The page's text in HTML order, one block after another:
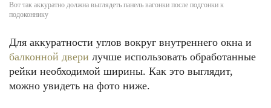
Вот так аккуратно должна выглядеть панель вагонки после подгонки к
подоконнику
Для аккуратности углов вокруг внутреннего окна и
балконной двери лучше использовать обработанные
рейки необходимой ширины. Как это выглядит,
можно увидеть на фото ниже.